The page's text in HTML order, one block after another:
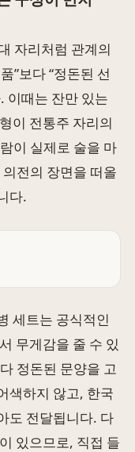
자리처럼 관계의
”보다 “정돈된 선
이때는 잔만 있는
이 전통주 자리의
이 실제로 술을 마
전의 장면을 떠올
다.
세트는 공식적인
무게감을 줄 수 있
정돈된 문양을 고
색하지 않고, 한국
도 전달됩니다. 다
있으므로, 직접 들